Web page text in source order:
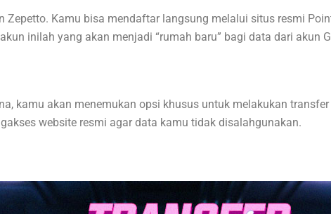
Kamu bisa mendaftar langsung melalui situs resmi
inilah yang akan menjadi “rumah baru” bagi data dari akun
kamu akan menemukan opsi khusus untuk melakukan
website resmi agar data kamu tidak disalahgunakan.